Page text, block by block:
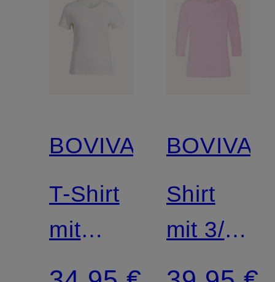
BOVIVA
T-Shirt
mit
Schmucksteinen
BOVIVA
Shirt
mit 3/4-
Arm